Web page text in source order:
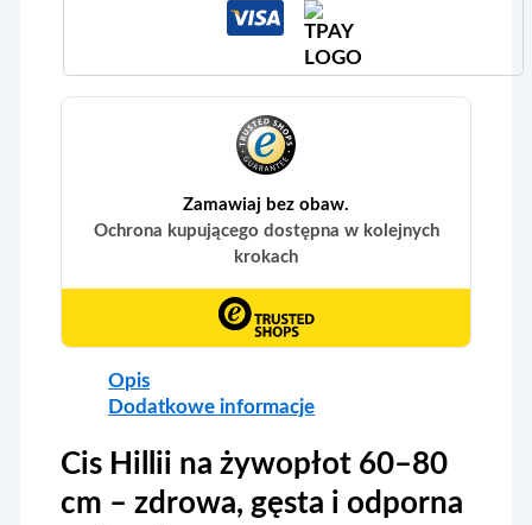
Opis
Dodatkowe informacje
Cis Hillii na żywopłot 60–80
cm – zdrowa, gęsta i odporna